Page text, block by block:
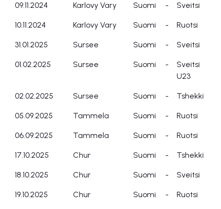
09.11.2024 Karlovy Vary Suomi - Sveitsi
10.11.2024 Karlovy Vary Suomi - Ruotsi
31.01.2025 Sursee Suomi - Sveitsi
01.02.2025 Sursee Suomi -
Sveitsi
U23
02.02.2025 Sursee Suomi - Tshekki
05.09.2025 Tammela Suomi - Ruotsi
06.09.2025 Tammela Suomi - Ruotsi
17.10.2025 Chur Suomi - Tshekki
18.10.2025 Chur Suomi - Sveitsi
19.10.2025 Chur Suomi - Ruotsi